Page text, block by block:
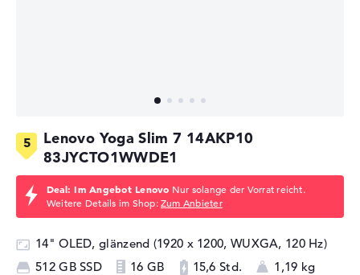
Lenovo Yoga Slim 7 14AKP10
83JYCTO1WWDE1
Deal: Im Angebot Lenovo Nur solange der Vorrat reicht.
Weitere Details im Shop:Zum Anbieter
14" OLED, glänzend (1920 x 1200, WUXGA, 120 Hz)
512 GB SSD
16 GB 15,6 Std.
1,19 kg